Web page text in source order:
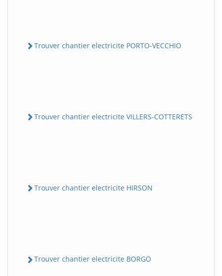
Trouver chantier electricite PORTO-VECCHIO
Trouver chantier electricite VILLERS-COTTERETS
Trouver chantier electricite HIRSON
Trouver chantier electricite BORGO